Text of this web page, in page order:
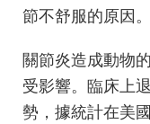
節不舒服的原因。
關節炎造成動物
受影響。臨床上
勢，據統計在美